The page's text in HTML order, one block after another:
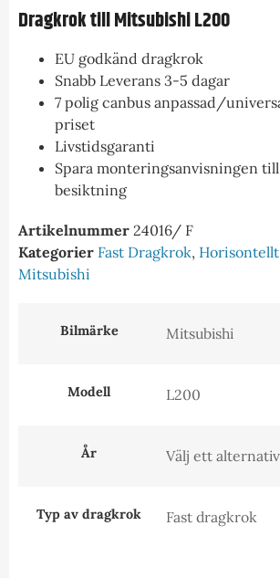
Dragkrok till Mitsubishi L200
EU godkänd dragkrok
Snabb Leverans 3-5 dagar
7 polig canbus anpassad/
priset
Livstidsgaranti
Spara monteringsanvisningen
besiktning
Artikelnummer 24016/ F
Kategorier Fast Dragkrok,
Mitsubishi
Bilmärke
Modell
År
Typ av dragkrok